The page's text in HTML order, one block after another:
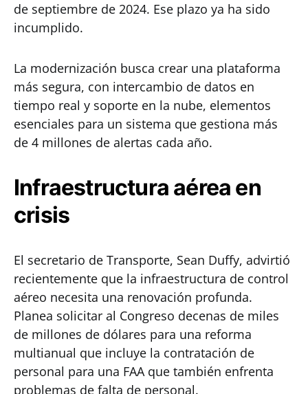
de septiembre de 2024. Ese plazo ya ha sido
incumplido.
La modernización busca crear una plataforma
más segura, con intercambio de datos en
tiempo real y soporte en la nube, elementos
esenciales para un sistema que gestiona más
de 4 millones de alertas cada año.
Infraestructura aérea en
crisis
El secretario de Transporte, Sean Duffy, advirtió
recientemente que la infraestructura de control
aéreo necesita una renovación profunda.
Planea solicitar al Congreso decenas de miles
de millones de dólares para una reforma
multianual que incluye la contratación de
personal para una FAA que también enfrenta
problemas de falta de personal.